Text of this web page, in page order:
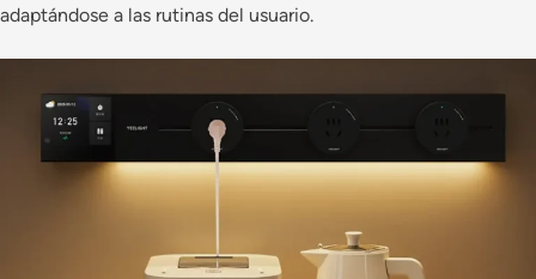
adaptándose a las rutinas del usuario.